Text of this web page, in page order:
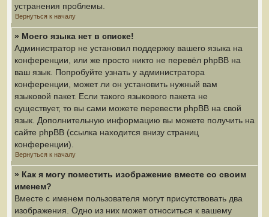
устранения проблемы.
Вернуться к началу
» Моего языка нет в списке!
Администратор не установил поддержку вашего языка на
конференции, или же просто никто не перевёл phpBB на
ваш язык. Попробуйте узнать у администратора
конференции, может ли он установить нужный вам
языковой пакет. Если такого языкового пакета не
существует, то вы сами можете перевести phpBB на свой
язык. Дополнительную информацию вы можете получить на
сайте phpBB (ссылка находится внизу страниц
конференции).
Вернуться к началу
» Как я могу поместить изображение вместе со своим
именем?
Вместе с именем пользователя могут присутствовать два
изображения. Одно из них может относиться к вашему